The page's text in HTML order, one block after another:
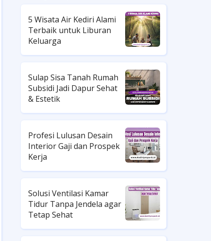
5 Wisata Air Kediri Alami
Terbaik untuk Liburan
Keluarga
Sulap Sisa Tanah Rumah
Subsidi Jadi Dapur Sehat
& Estetik
Profesi Lulusan Desain
Interior Gaji dan Prospek
Kerja
Solusi Ventilasi Kamar
Tidur Tanpa Jendela agar
Tetap Sehat